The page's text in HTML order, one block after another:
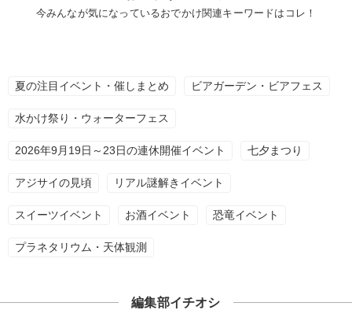
今みんなが気になっているおでかけ関連キーワードはコレ！
夏の注目イベント・催しまとめ ビアガーデン・ビアフェス
水かけ祭り・ウォーターフェス
2026年9月19日～23日の連休開催イベント 七夕まつり
アジサイの見頃 リアル謎解きイベント
スイーツイベント お酒イベント 恐竜イベント
プラネタリウム・天体観測
編集部イチオシ